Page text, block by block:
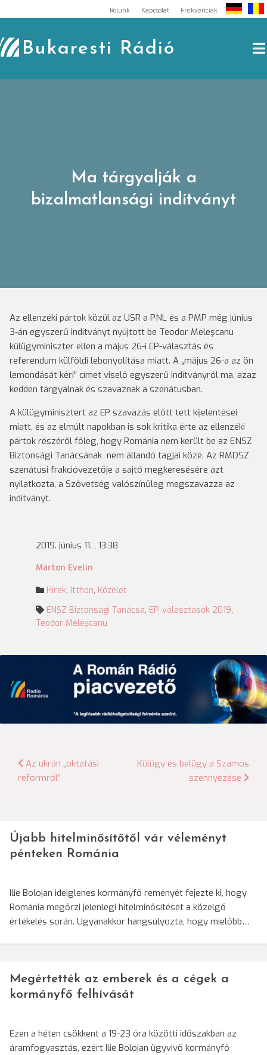
to
content
Rólunk Kapcsolat Frekvenciák
Bukaresti Rádió
Ma tárgyalják a
bizalmatlansági indítványt
Az ellenzéki pártok közül az USR a PNL és a PMP még június
3-án egyszerű indítványt nyújtott be Teodor Meleşcanu
külügyminiszter ellen a május 26-i EP-választás és
referendum külföldi lebonyolítása miatt. A „május 26-a az ön
lemondását kéri” címet viselő egyszerű indítványról ma, azaz
kedden tárgyalnak és szavaznak a szenátusban.
A külügyminisztert az EP szavazás előtt tett kijelentései
miatt, és az elmúlt napokban is sok kritika érte az ellenzéki
pártok részéről főleg, hogy Románia nem került be az ENSZ
Biztonsági Tanácsának nem állandó tagjai közé. Az RMDSZ
szenátusi frakcióvezetője a sajtó megkeresésére azt
nyilatkozta, a Szövetség valószínűleg megszavazza az
indítványt.
2019. június 11. , 13:38
Márton Evelin
Hírek, Itthon, Közélet
ENSZ Biztonsági Tanácsa, EP-választások 2019,
Teodor Meleşcanu
Bejegyzés
Az ukrán „oktatási
reformról”
Külügy és belügy a Szamos
szennyezése
Újabb hitelminősítőtől vár véleményt
pénteken Románia
Ilie Bolojan ideiglenes kormányfő reményét fejezte ki, hogy
Románia megőrzi jelenlegi hitelminősítését a közelgő
értékelés során. Ugyanakkor hangsúlyozta, hogy mielőbb…
Megértették az emberek és a cégek a
kormányfő felhívását
Ezen a héten csökkent a 19-23 óra közötti időszakban az
áramfogyasztás, ezért Ilie Bolojan ügyvivő kormányfő